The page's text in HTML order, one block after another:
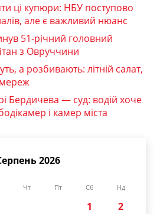
ці купюри: НБУ поступово
але є важливий нюанс
51-річний головний
з Овруччини
а розбивають: літній салат,
Бердичева — суд: водій хоче
і камер міста
2026
Чт Пт Сб Нд
1
2